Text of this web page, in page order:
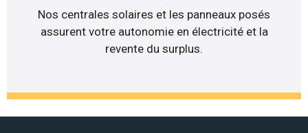
Nos centrales solaires et les panneaux posés
assurent votre autonomie en électricité et la
revente du surplus.